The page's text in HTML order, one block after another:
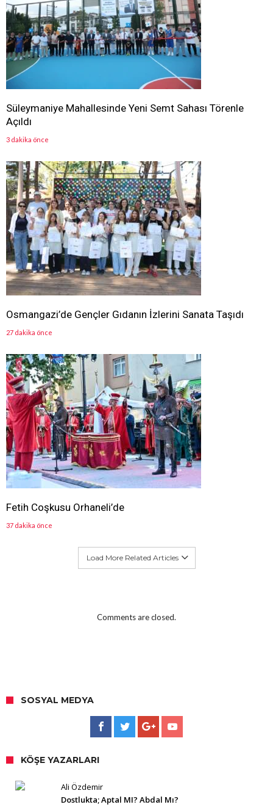
Süleymaniye Mahallesinde Yeni Semt Sahası Törenle
Açıldı
3 dakika önce
Osmangazi’de Gençler Gıdanın İzlerini Sanata Taşıdı
27 dakika önce
Fetih Coşkusu Orhaneli’de
37 dakika önce
Load More Related Articles
Comments are closed.
SOSYAL MEDYA
KÖŞE YAZARLARI
Ali Özdemir
Dostlukta; Aptal MI? Abdal Mı?